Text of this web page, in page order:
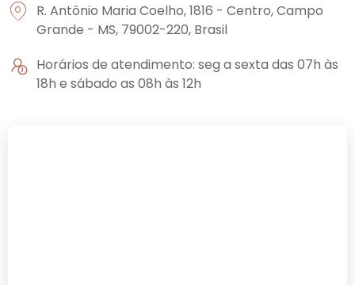
R. Antônio Maria Coelho, 1816 - Centro, Campo
Grande - MS, 79002-220, Brasil
Horários de atendimento: seg a sexta das 07h às
18h e sábado as 08h às 12h